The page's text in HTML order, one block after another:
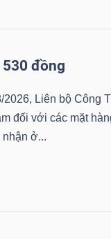
530 đồng
Liên bộ Công
đối với các mặt
nhận ở...